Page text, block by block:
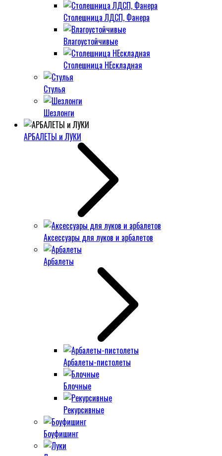
Столешница ЛДСП, Фанера
Влагоустойчивые
Столешница НЕскладная
Стулья
Шезлонги
АРБАЛЕТЫ и ЛУКИ
Аксессуары для луков и арбалетов
Арбалеты
Арбалеты-пистолеты
Блочные
Рекурсивные
Боуфишинг